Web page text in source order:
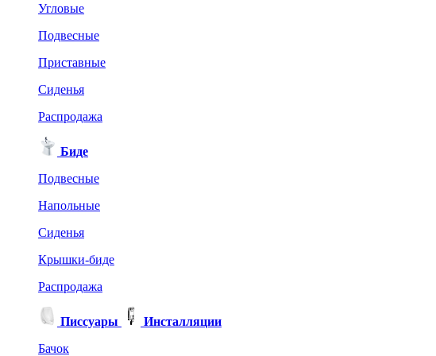
Угловые
Подвесные
Приставные
Сиденья
Распродажа
Биде
Подвесные
Напольные
Сиденья
Крышки-биде
Распродажа
Писсуары
Инсталляции
Бачок